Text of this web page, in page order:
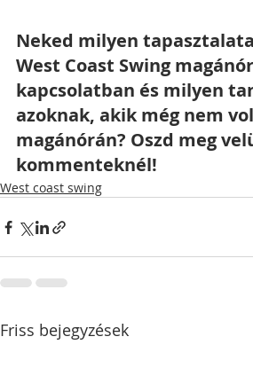
Neked milyen
West Coast Swing
kapcsolatban és milyen
azoknak, akik még nem
magánórán? Oszd meg
kommenteknél!
West coast swing
Friss bejegyzések